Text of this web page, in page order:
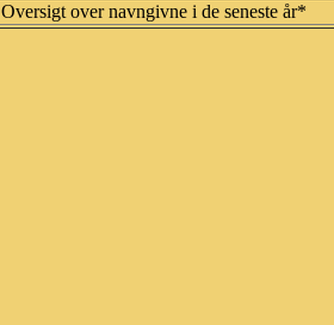
Oversigt over navngivne i de seneste år*